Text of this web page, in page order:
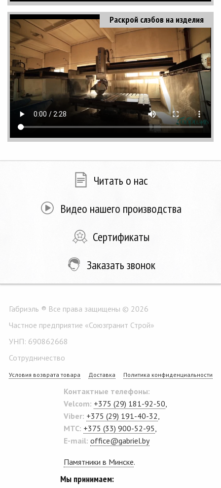
Раскрой слэбов на изделия
Читать о нас
Видео нашего производства
Сертификаты
Заказать звонок
Габриэль ® Все права защищены © 2026
Частное предприятие «Союзгранит Строй»
УНП: 690862668
Сотрудничество
Условия возврата товара Доставка Политика конфиденциальности
Контактные телефоны:
Velcom: +375 (29) 181-92-50
Viber: +375 (29) 191-40-32
MTC: +375 (33) 900-52-95
E-mail: office@gabriel.by
Памятники в Минске.
Мы принимаем: